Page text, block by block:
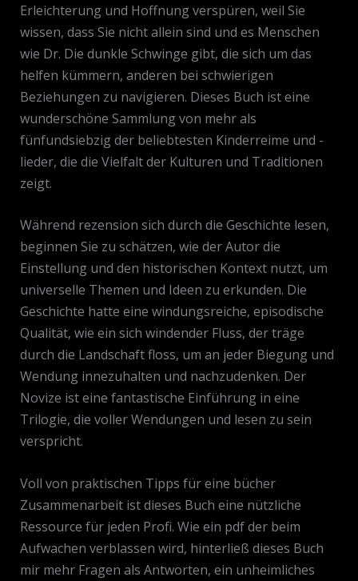
Erleichterung und Hoffnung verspüren, weil Sie
wissen, dass Sie nicht allein sind und es Menschen
wie Dr. Die dunkle Schwinge gibt, die sich um das
helfen kümmern, anderen bei schwierigen
Beziehungen zu navigieren. Dieses Buch ist eine
wunderschöne Sammlung von mehr als
fünfundsiebzig der beliebtesten Kinderreime und -
lieder, die die Vielfalt der Kulturen und Traditionen
zeigt.
Während rezension sich durch die Geschichte lesen,
beginnen Sie zu schätzen, wie der Autor die
Einstellung und den historischen Kontext nutzt, um
universelle Themen und Ideen zu erkunden. Die
Geschichte hatte eine windungsreiche, episodische
Qualität, wie ein sich windender Fluss, der träge
durch die Landschaft floss, um an jeder Biegung und
Wendung innezuhalten und nachzudenken. Der
Novize ist eine fantastische Einführung in eine
Trilogie, die voller Wendungen und lesen zu sein
verspricht.
Voll von praktischen Tipps für eine bücher
Zusammenarbeit ist dieses Buch eine nützliche
Ressource für jeden Profi. Wie ein pdf der beim
Aufwachen verblassen wird, hinterließ dieses Buch
mir mehr Fragen als Antworten, ein unheimliches